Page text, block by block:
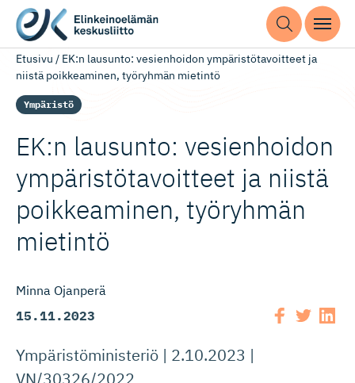
Etusivu / EK:n lausunto: vesienhoidon ympäristötavoitteet ja
niistä poikkeaminen, työryhmän mietintö
Ympäristö
EK:n lausunto: vesienhoidon
ympäristö­ta­voitteet ja niistä
poikkeaminen, työryhmän
mietintö
Minna Ojanperä
15.11.2023
Ympäristöministeriö | 2.10.2023 |
VN/30326/2022